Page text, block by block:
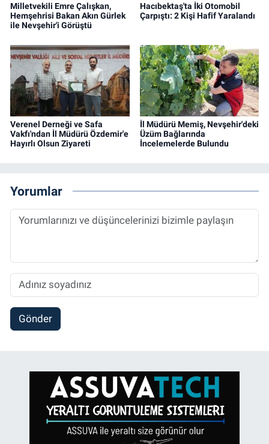
Milletvekili Emre Çalışkan,
Hemşehrisi Bakan Akın Gürlek
ile Nevşehir'i Görüştü
Hacıbektaş'ta İki Otomobil
Çarpıştı: 2 Kişi Hafif Yaralandı
Verenel Derneği ve Safa
Vakfı'ndan İl Müdürü Özdemir'e
Hayırlı Olsun Ziyareti
İl Müdürü Memiş, Nevşehir'deki
Üzüm Bağlarında
İncelemelerde Bulundu
Yorumlar
Gönder